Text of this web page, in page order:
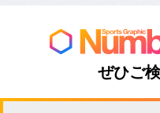
ぜひご